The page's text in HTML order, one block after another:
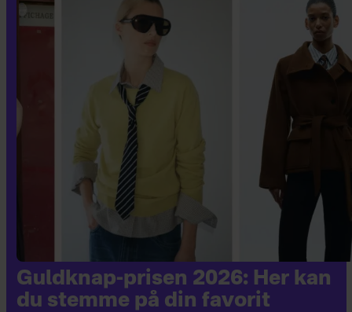
Guldknap-prisen 2026: Her kan
du stemme på din favorit